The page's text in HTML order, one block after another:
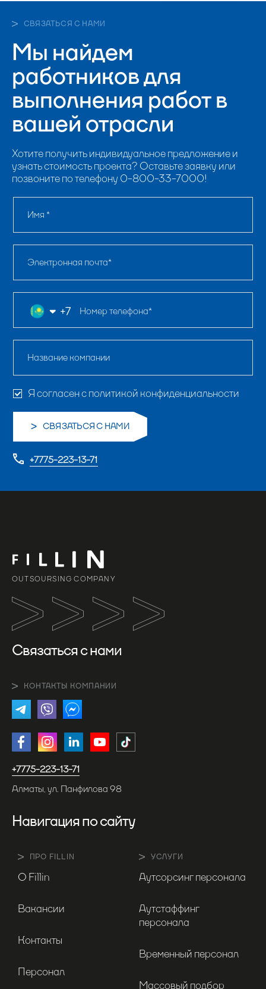
СВЯЗАТЬСЯ С НАМИ
Мы найдем
работников для
выполнения работ в
вашей отрасли
Хотите получить индивидуальное предложение и
узнать стоимость проекта? Оставьте заявку или
позвоните по телефону 0-800-33-7000!
Имя *
Электронная почта*
Номер телефона*
Название компании
Я согласен с политикой конфиденциальности
СВЯЗАТЬСЯ С НАМИ
+7775-223-13-71
OUTSOURSING COMPANY
Связаться с нами
КОНТАКТЫ КОМПАНИИ
+7775-223-13-71
Алматы, ул. Панфилова 98
Навигация по сайту
ПРО FILLIN
О Fillin
Вакансии
Контакты
Персонал
УСЛУГИ
Аутсорсинг персонала
Аутстаффинг
персонала
Временный персонал
Массовый подбор